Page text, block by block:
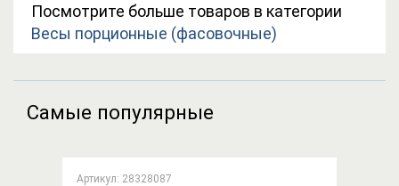
Посмотрите больше товаров в категории
Весы порционные (фасовочные)
Самые популярные
Артикул: 28328087